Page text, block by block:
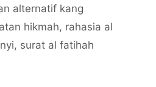
alternatif kang
hikmah, rahasia al
, surat al fatihah